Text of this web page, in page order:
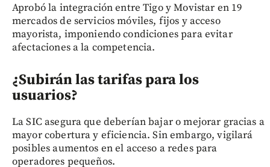
Aprobó la integración entre Tigo y Movistar en 19
mercados de servicios móviles, fijos y acceso
mayorista, imponiendo condiciones para evitar
afectaciones a la competencia.
¿Subirán las tarifas para los
usuarios?
La SIC asegura que deberían bajar o mejorar gracias a
mayor cobertura y eficiencia. Sin embargo, vigilará
posibles aumentos en el acceso a redes para
operadores pequeños.